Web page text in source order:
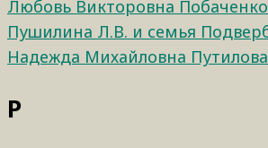
Любовь Викторовна Побаченко
Пушилина Л.В. и семья
Надежда Михайловна Путилова
Р